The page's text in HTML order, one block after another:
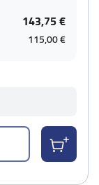
143,75 €
115,00 €